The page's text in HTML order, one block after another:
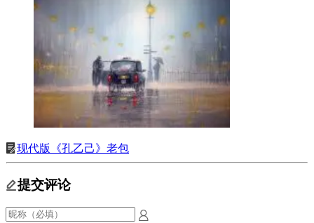
提交评论
现代版《孔乙己》老包